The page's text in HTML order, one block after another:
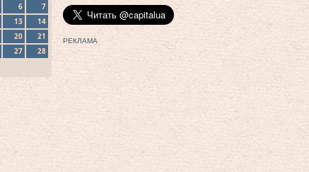
6
7
13
14
20
21
27
28
РЕКЛАМА